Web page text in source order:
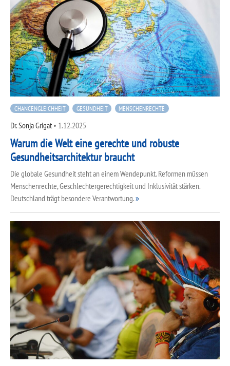
CHANCENGLEICHHEIT GESUNDHEIT MENSCHENRECHTE
Dr. Sonja Grigat• 1.12.2025
Warum die Welt eine gerechte und robuste
Gesundheitsarchitektur braucht
Die globale Gesundheit steht an einem Wendepunkt. Reformen müssen
Menschenrechte, Geschlechtergerechtigkeit und Inklusivität stärken.
Deutschland trägt besondere Verantwortung.